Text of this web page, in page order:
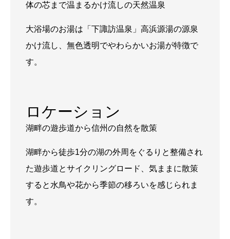
体の芯まで温まるかけ流しの天然温泉
大浴場のお湯は「下諏訪温泉」高浜源湯の源泉
かけ流し、無色透明でやわらかいお湯が特徴で
す。
ロケーション
湖畔の遊歩道から信州の自然を散策
湖畔から徒歩1分の湖の外周をぐるりと整備され
た遊歩道とサイクリングロード、気ままに散策
すると水鳥や花から季節の移ろいを感じられま
す。